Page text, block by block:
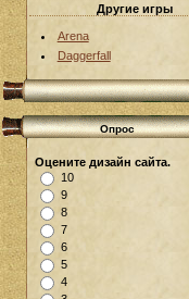
Другие игры
Arena
Daggerfall
Опрос
Оцените дизайн сайта.
10
9
8
7
6
5
4